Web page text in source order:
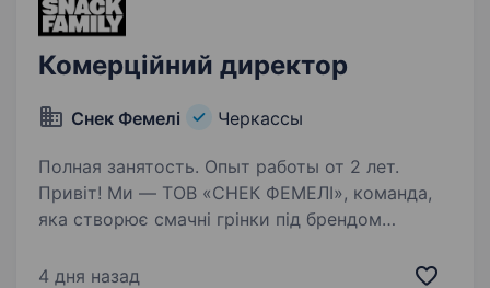
Комерційний директор
Снек Фемелі Черкассы
Полная занятость. Опыт работы от 2 лет.
Привіт! Ми — ТОВ «СНЕК ФЕМЕЛІ», команда,
яка створює смачні грінки під брендом
на ринку снеків. Якщо ти амбітний
4 дня назад